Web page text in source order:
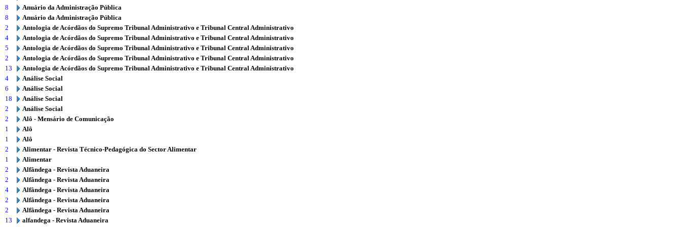
8
Anuário da Administração Pública
8
Anuário da Administração Pública
2
Antologia de Acórdãos do Supremo Tribunal Administrativo e Tribunal Central Administrativo
4
Antologia de Acórdãos do Supremo Tribunal Administrativo e Tribunal Central Administrativo
5
Antologia de Acórdãos do Supremo Tribunal Administrativo e Tribunal Central Administrativo
2
Antologia de Acórdãos do Supremo Tribunal Administrativo e Tribunal Central Administrativo
13
Antologia de Acórdãos do Supremo Tribunal Administrativo e Tribunal Central Administrativo
4
Análise Social
6
Análise Social
18
Análise Social
2
Análise Social
2
Alô - Mensário de Comunicação
1
Alô
1
Alô
2
Alimentar - Revista Técnico-Pedagógica do Sector Alimentar
1
Alimentar
2
Alfândega - Revista Aduaneira
2
Alfândega - Revista Aduaneira
4
Alfândega - Revista Aduaneira
2
Alfândega - Revista Aduaneira
2
Alfândega - Revista Aduaneira
13
alfandega - Revista Aduaneira